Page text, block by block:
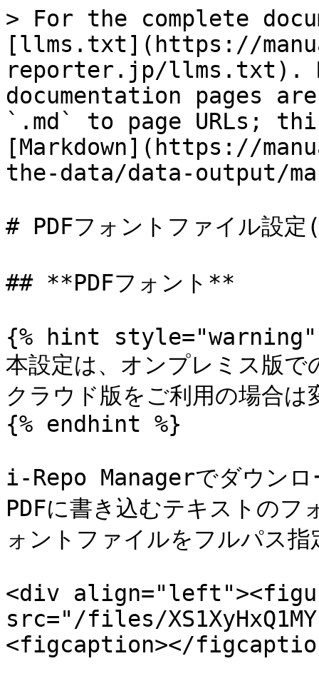
> For the complete
[llms.txt](https://
reporter.jp/llms.txt).
documentation pages
`.md` to page URLs;
[Markdown](https://
the-data/data-output/
# PDFフォントファイル設
## **PDFフォント**
{% hint style="warning"
本設定は、オンプレミス版
クラウド版をご利用の場合は
{% endhint %}
i-Repo Managerでダウンロ
PDFに書き込むテキストの
ォントファイルをフルパス
<div
src="/files/
<figcaption></